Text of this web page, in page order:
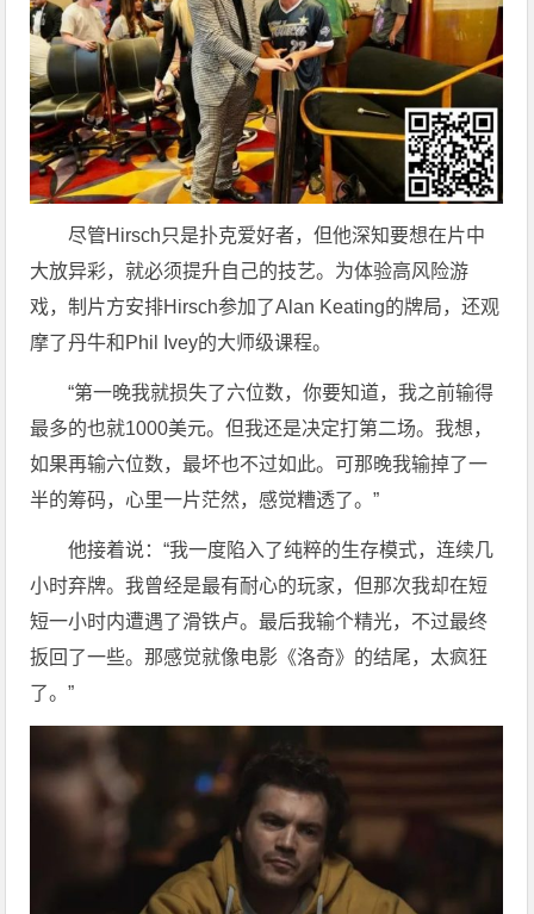
尽管Hirsch只是扑克爱好者，但他深知要想在片中
大放异彩，就必须提升自己的技艺。为体验高风险游
戏，制片方安排Hirsch参加了Alan Keating的牌局，还观
摩了丹牛和Phil Ivey的大师级课程。
“第一晚我就损失了六位数，你要知道，我之前输得
最多的也就1000美元。但我还是决定打第二场。我想，
如果再输六位数，最坏也不过如此。可那晚我输掉了一
半的筹码，心里一片茫然，感觉糟透了。”
他接着说：“我一度陷入了纯粹的生存模式，连续几
小时弃牌。我曾经是最有耐心的玩家，但那次我却在短
短一小时内遭遇了滑铁卢。最后我输个精光，不过最终
扳回了一些。那感觉就像电影《洛奇》的结尾，太疯狂
了。”